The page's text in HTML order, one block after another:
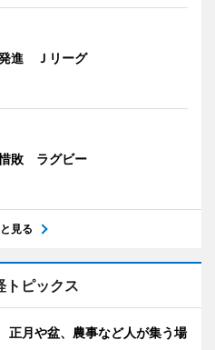
進 Ｊリーグ
敗 ラグビー
見る
トピックス
正月や盆、農事など人が集う場